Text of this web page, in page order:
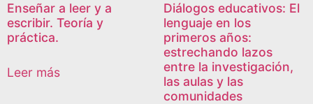
Enseñar a leer y a
escribir. Teoría y
práctica.
Leer más
Diálogos educativos: El
lenguaje en los
primeros años:
estrechando lazos
entre la investigación,
las aulas y las
comunidades